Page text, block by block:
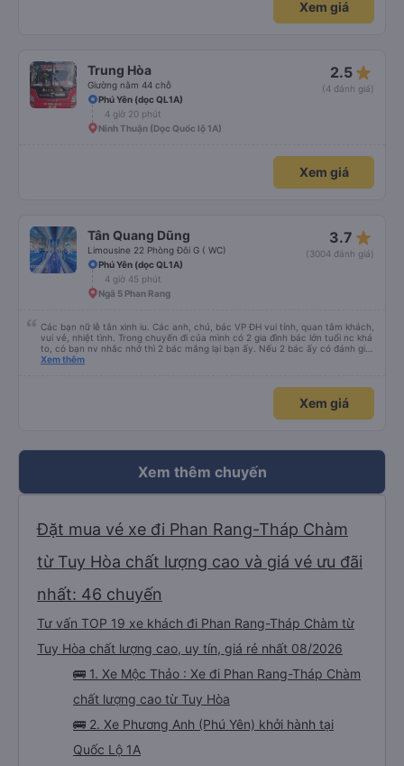
Xem giá
Trung Hòa
Giường nằm 44 chỗ
2.5 star_rate
(4 đánh giá)
Phú Yên (dọc QL1A)
4 giờ 20 phút
Ninh Thuận (Dọc Quốc lộ 1A)
Xem giá
Tân Quang Dũng
Limousine 22 Phòng Đôi G ( WC)
3.7 star_rate
(3004 đánh giá)
Phú Yên (dọc QL1A)
4 giờ 45 phút
Ngã 5 Phan Rang
Các bạn nữ lễ tân xinh iu. Các anh, chú, bác VP ĐH vui tính, quan tâm khách,
vui vẻ, nhiệt tình. Trong chuyến đi của mình có 2 gia đình bác lớn tuổi nc khá
to, có bạn nv nhắc nhở thì 2 bác mắng lại bạn ấy. Nếu 2 bác ấy có đánh giá
xấu thì mình ngược lại nha. Bạn ấy nhắc nhở rất đúng. 2 bác nói rất to. To
bạn ấy nha. Nếu bạn ấy bị trừ thì bảo bạn ấy liên hệ sđt của mình, mình hỗ
trợ ạ. Số mình đuôi 666, chuyến ĐH-NT ngày 16/1. À các bạn nữ lễ tân xinh
iu còn đổi cho mình phòng đơn sang đôi xong còn note là (một mình) yêu
Xem thêm
Xem giá
Xem thêm chuyến
Đặt mua vé xe đi Phan Rang-Tháp Chàm
từ Tuy Hòa chất lượng cao và giá vé ưu đãi
nhất: 46 chuyến
Tư vấn TOP 19 xe khách đi Phan Rang-Tháp Chàm từ
Tuy Hòa chất lượng cao, uy tín, giá rẻ nhất 08/2026
🚌 1. Xe Mộc Thảo : Xe đi Phan Rang-Tháp Chàm
chất lượng cao từ Tuy Hòa
🚌 2. Xe Phương Anh (Phú Yên) khởi hành tại
Quốc Lộ 1A